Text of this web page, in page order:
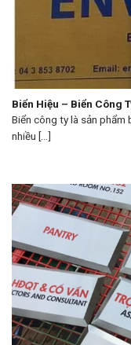
Biển Hiệu – Biển Công
Biển công ty là sản
nhiều [...]